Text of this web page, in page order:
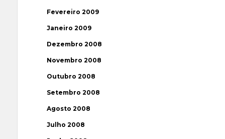
Fevereiro 2009
Janeiro 2009
Dezembro 2008
Novembro 2008
Outubro 2008
Setembro 2008
Agosto 2008
Julho 2008